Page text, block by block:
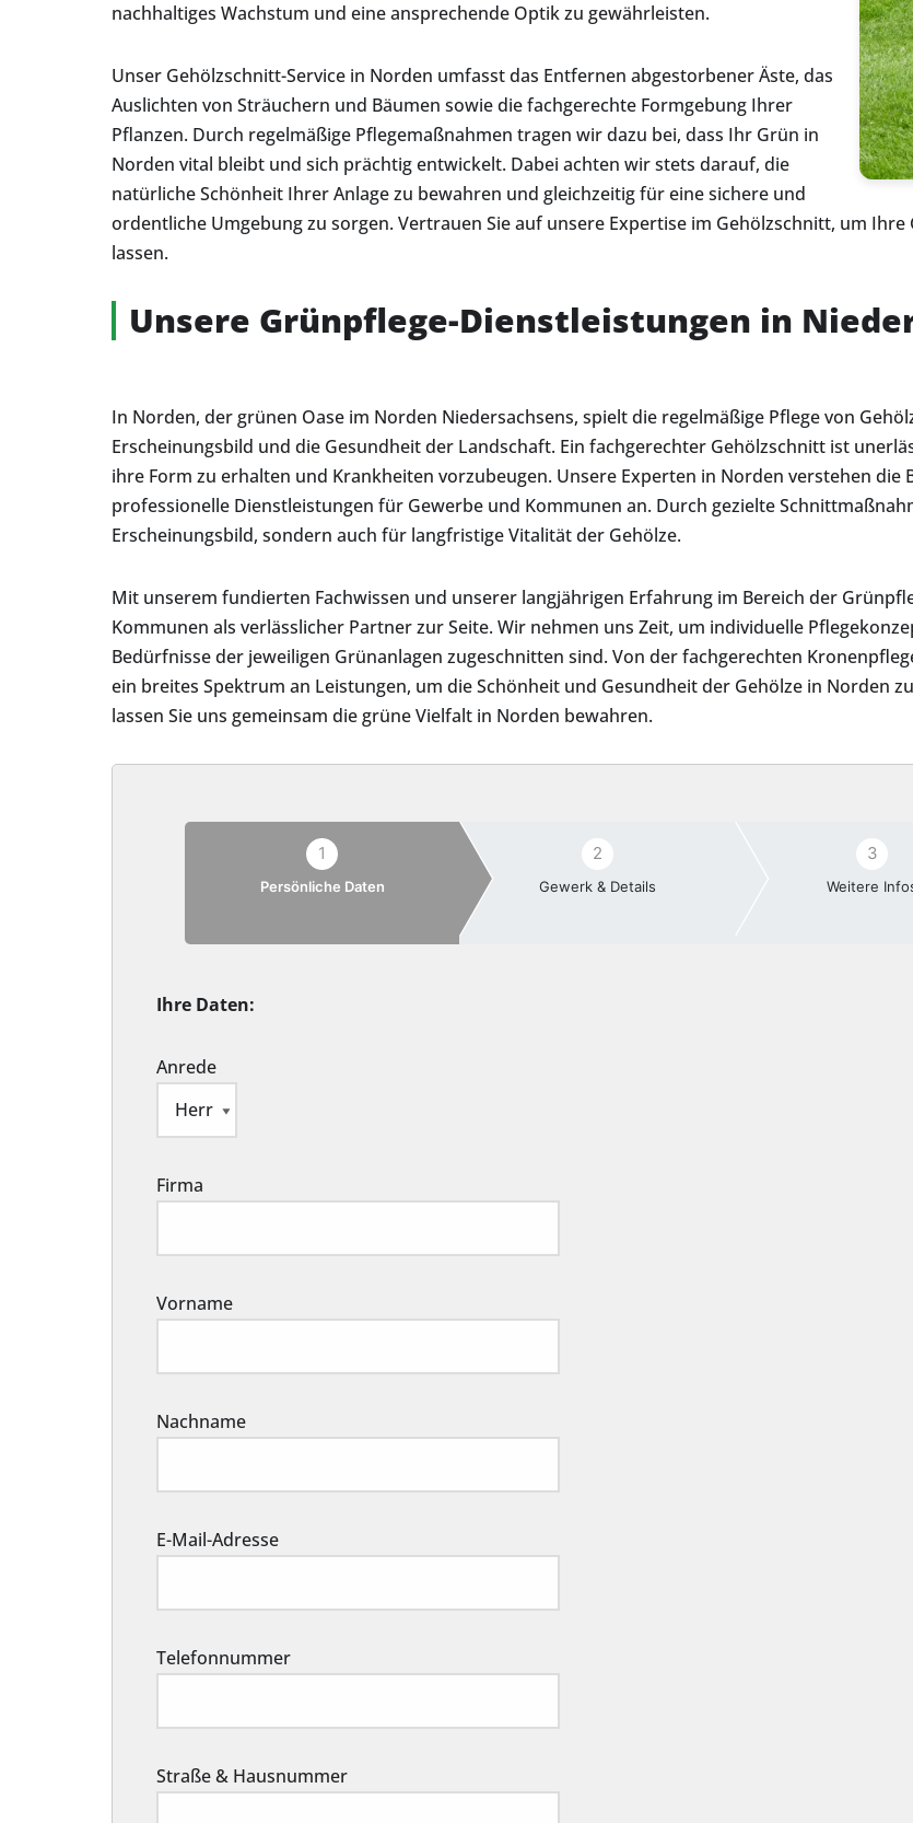
nachhaltiges Wachstum und eine ansprechende Optik zu gewährleisten.
Unser Gehölzschnitt-Service in Norden umfasst das Entfernen abgestorbener Äste, das
Auslichten von Sträuchern und Bäumen sowie die fachgerechte Formgebung Ihrer
Pflanzen. Durch regelmäßige Pflegemaßnahmen tragen wir dazu bei, dass Ihr Grün in
Norden vital bleibt und sich prächtig entwickelt. Dabei achten wir stets darauf, die
natürliche Schönheit Ihrer Anlage zu bewahren und gleichzeitig für eine sichere und
ordentliche Umgebung zu sorgen. Vertrauen Sie auf unsere Expertise im Gehölzschnitt, um
lassen.
Unsere Grünpflege-Dienstleistungen in
In Norden, der grünen Oase im Norden Niedersachsens, spielt die regelmäßige Pflege von
Erscheinungsbild und die Gesundheit der Landschaft. Ein fachgerechter Gehölzschnitt ist
ihre Form zu erhalten und Krankheiten vorzubeugen. Unsere Experten in Norden verstehen die
professionelle Dienstleistungen für Gewerbe und Kommunen an. Durch gezielte
Erscheinungsbild, sondern auch für langfristige Vitalität der Gehölze.
Mit unserem fundierten Fachwissen und unserer langjährigen Erfahrung im Bereich der
Kommunen als verlässlicher Partner zur Seite. Wir nehmen uns Zeit, um individuelle
Bedürfnisse der jeweiligen Grünanlagen zugeschnitten sind. Von der fachgerechten
ein breites Spektrum an Leistungen, um die Schönheit und Gesundheit der Gehölze in Norden
lassen Sie uns gemeinsam die grüne Vielfalt in Norden bewahren.
1
Persönliche Daten
2
Gewerk & Details
3
Weitere
Ihre Daten:
Anrede
Firma
Vorname
Nachname
E-Mail-Adresse
Telefonnummer
Straße & Hausnummer